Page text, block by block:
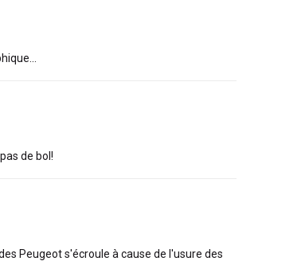
de bol!
Peugeot s'écroule à cause de l'usure des